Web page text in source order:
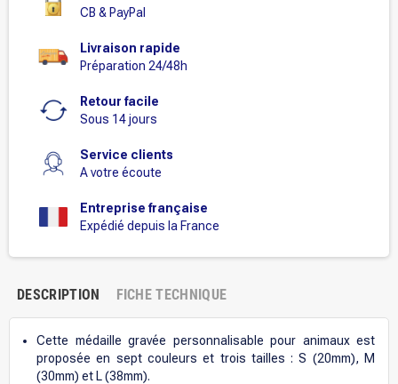
CB & PayPal
Livraison rapide
Préparation 24/48h
Retour facile
Sous 14 jours
Service clients
A votre écoute
Entreprise française
Expédié depuis la France
DESCRIPTION FICHE TECHNIQUE
Cette médaille gravée personnalisable pour animaux est
proposée en sept couleurs et trois tailles : S (20mm), M
(30mm) et L (38mm).